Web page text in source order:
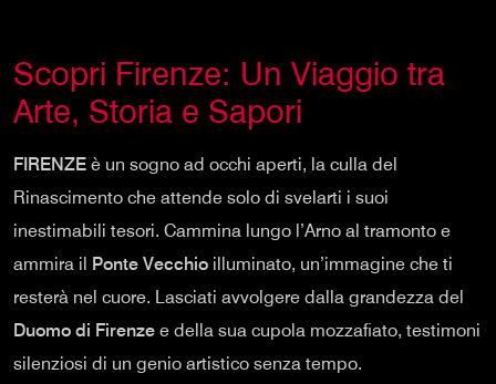
Scopri Firenze: Un Viaggio tra
Arte, Storia e Sapori
FIRENZE è un sogno ad occhi aperti, la culla del
Rinascimento che attende solo di svelarti i suoi
inestimabili tesori. Cammina lungo l’Arno al tramonto e
ammira il Ponte Vecchio illuminato, un’immagine che ti
resterà nel cuore. Lasciati avvolgere dalla grandezza del
Duomo di Firenze e della sua cupola mozzafiato, testimoni
silenziosi di un genio artistico senza tempo.